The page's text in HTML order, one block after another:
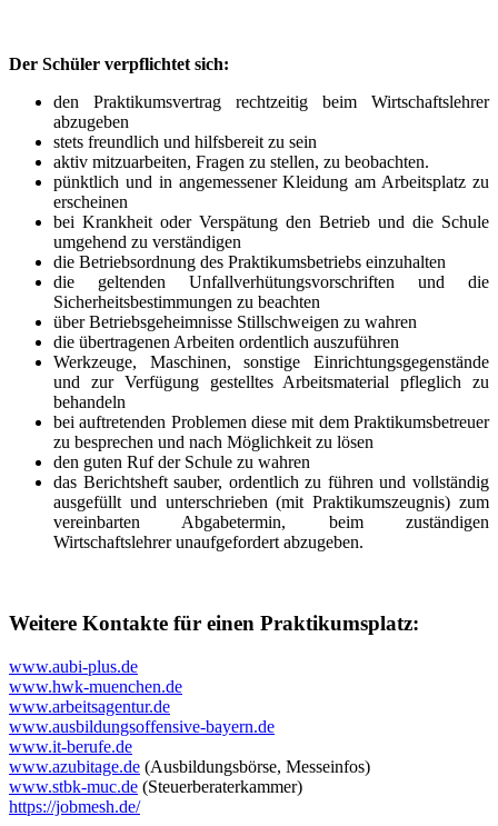
Der Schüler verpflichtet sich:
den Praktikumsvertrag rechtzeitig beim Wirtschaftslehrer
abzugeben
stets freundlich und hilfsbereit zu sein
aktiv mitzuarbeiten, Fragen zu stellen, zu beobachten.
pünktlich und in angemessener Kleidung am Arbeitsplatz zu
erscheinen
bei Krankheit oder Verspätung den Betrieb und die Schule
umgehend zu verständigen
die Betriebsordnung des Praktikumsbetriebs einzuhalten
die geltenden Unfallverhütungsvorschriften und die
Sicherheitsbestimmungen zu beachten
über Betriebsgeheimnisse Stillschweigen zu wahren
die übertragenen Arbeiten ordentlich auszuführen
Werkzeuge, Maschinen, sonstige Einrichtungsgegenstände
und zur Verfügung gestelltes Arbeitsmaterial pfleglich zu
behandeln
bei auftretenden Problemen diese mit dem Praktikumsbetreuer
zu besprechen und nach Möglichkeit zu lösen
den guten Ruf der Schule zu wahren
das Berichtsheft sauber, ordentlich zu führen und vollständig
ausgefüllt und unterschrieben (mit Praktikumszeugnis) zum
vereinbarten Abgabetermin, beim zuständigen
Wirtschaftslehrer unaufgefordert abzugeben.
Weitere Kontakte für einen Praktikumsplatz:
www.aubi-plus.de
www.hwk-muenchen.de
www.arbeitsagentur.de
www.ausbildungsoffensive-bayern.de
www.it-berufe.de
www.azubitage.de (Ausbildungsbörse, Messeinfos)
www.stbk-muc.de (Steuerberaterkammer)
https://jobmesh.de/